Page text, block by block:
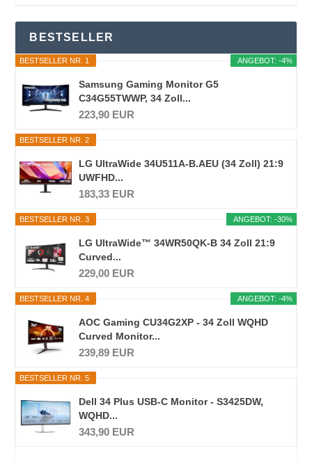
BESTSELLER
ANGEBOT: -4%
BESTSELLER NR. 1
Samsung Gaming Monitor G5
C34G55TWWP, 34 Zoll...
223,90 EUR
BESTSELLER NR. 2
LG UltraWide 34U511A-B.AEU (34 Zoll) 21:9
UWFHD...
183,33 EUR
ANGEBOT: -30%
BESTSELLER NR. 3
LG UltraWide™ 34WR50QK-B 34 Zoll 21:9
Curved...
229,00 EUR
ANGEBOT: -4%
BESTSELLER NR. 4
AOC Gaming CU34G2XP - 34 Zoll WQHD
Curved Monitor...
239,89 EUR
BESTSELLER NR. 5
Dell 34 Plus USB-C Monitor - S3425DW,
WQHD...
343,90 EUR